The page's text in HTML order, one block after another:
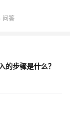
问答
步骤是什么？